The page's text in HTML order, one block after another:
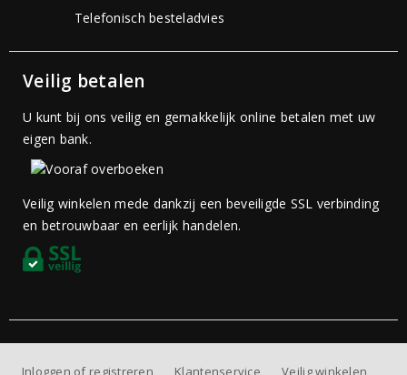
Telefonisch besteladvies
Veilig betalen
U kunt bij ons veilig en gemakkelijk online betalen met uw
eigen bank.
Veilig winkelen mede dankzij een beveiligde SSL verbinding
en betrouwbaar en eerlijk handelen.
Inloggen of registreren Klantenservice Veilig winkelen